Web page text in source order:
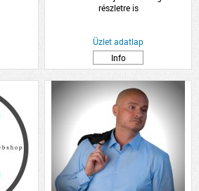
részletre is
Üzlet adatlap
Info